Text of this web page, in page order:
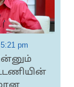
pm